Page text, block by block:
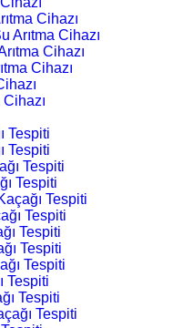
Cihazı
Arıtma Cihazı
Cihazı
Cihazı
Tespiti
Tespiti
Tespiti
Tespiti
Tespiti
Tespiti
Tespiti
Tespiti
Tespiti
Tespiti
Tespiti
Tespiti